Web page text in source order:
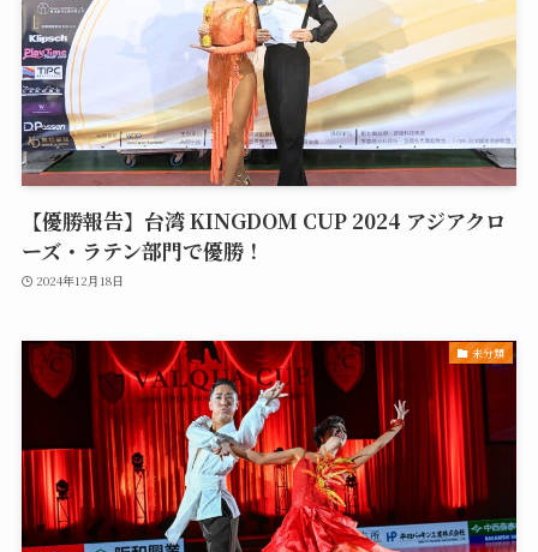
【優勝報告】台湾 KINGDOM CUP 2024 アジアクロ
ーズ・ラテン部門で優勝！
2024年12月18日
未分類